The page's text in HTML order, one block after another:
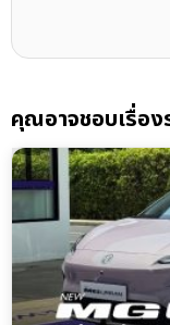
คุณอาจชอบเรื่อง